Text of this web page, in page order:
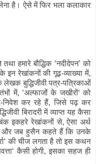
है। ऐसे में फिर भला कलाकार
हमारे बौद्धिक ‘नदीदेपन’ को
रेखांकनों की गूढ़-व्याख्या में,
लेखक बुद्धिजीवी पत्र-पत्रिकाओं
में, ‘अल्फाजों के जखीरों‘ को
निवेश कर रहे हैं, जिसे पढ़ कर
बिरादरी में व्याप्त यह कैसा
इकहरे रेखांकनों से, ऐसा अर्थ
और जब हुसैन कहते हैं कि उनके
की चीज लगता है तो इस कथन
कैसी होगी, इसका सहज ही